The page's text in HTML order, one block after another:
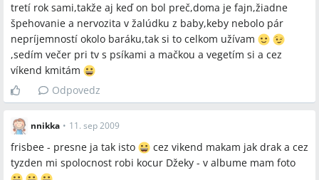
tretí rok sami,takže aj keď on bol preč,doma je fajn,žiadne
špehovanie a nervozita v žalúdku z baby,keby nebolo pár
nepríjemností okolo baráku,tak si to celkom užívam
,sedím večer pri tv s psíkami a mačkou a vegetím si a cez
víkend kmitám
Odpovedz
nnikka • 11. sep 2009
frisbee - presne ja tak isto
cez vikend makam jak drak a cez
tyzden mi spolocnost robi kocur Džeky - v albume mam foto